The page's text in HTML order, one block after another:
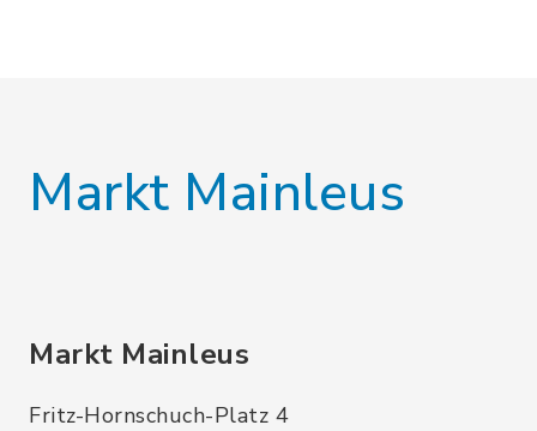
Markt Mainleus
Markt Mainleus
Fritz-Hornschuch-Platz 4